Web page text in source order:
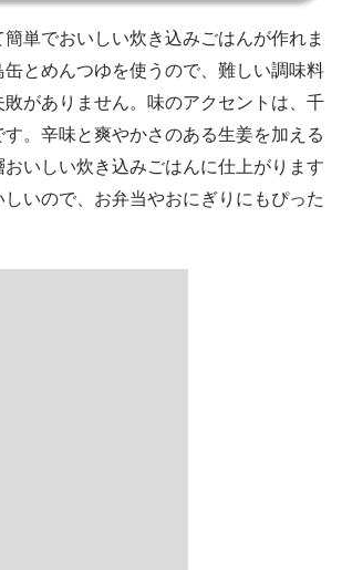
単でおいしい炊き込みごはんが作れま
とめんつゆを使うので、難しい調味料
がありません。味のアクセントは、千
。辛味と爽やかさのある生姜を加える
いしい炊き込みごはんに仕上がります
いので、お弁当やおにぎりにもぴった